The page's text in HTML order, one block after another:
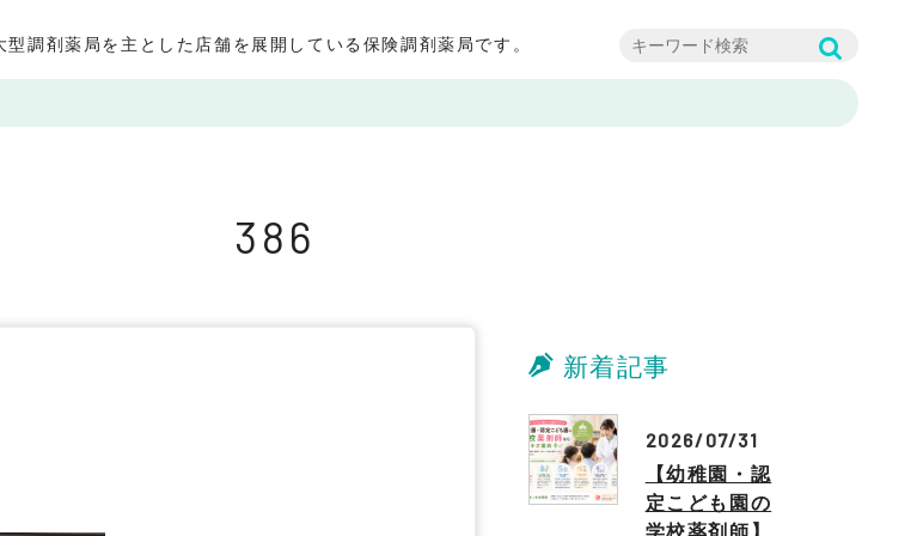
調剤薬局を主とした店舗を展開している保険調剤薬局です。
386
新着記事
2026/07/31
【幼稚園・認
定こども園の
学校薬剤師】